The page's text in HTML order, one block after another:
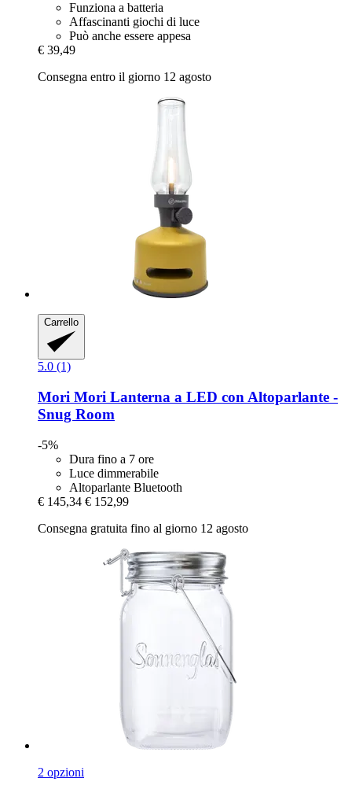
Funziona a batteria
Affascinanti giochi di luce
Può anche essere appesa
€ 39,49
Consegna entro il giorno 12 agosto
Carrello
5.0 (1)
Mori Mori Lanterna a LED con Altoparlante -​
Snug Room
-5%
Dura fino a 7 ore
Luce dimmerabile
Altoparlante Bluetooth
€ 145,34 € 152,99
Consegna gratuita fino al giorno 12 agosto
2 opzioni